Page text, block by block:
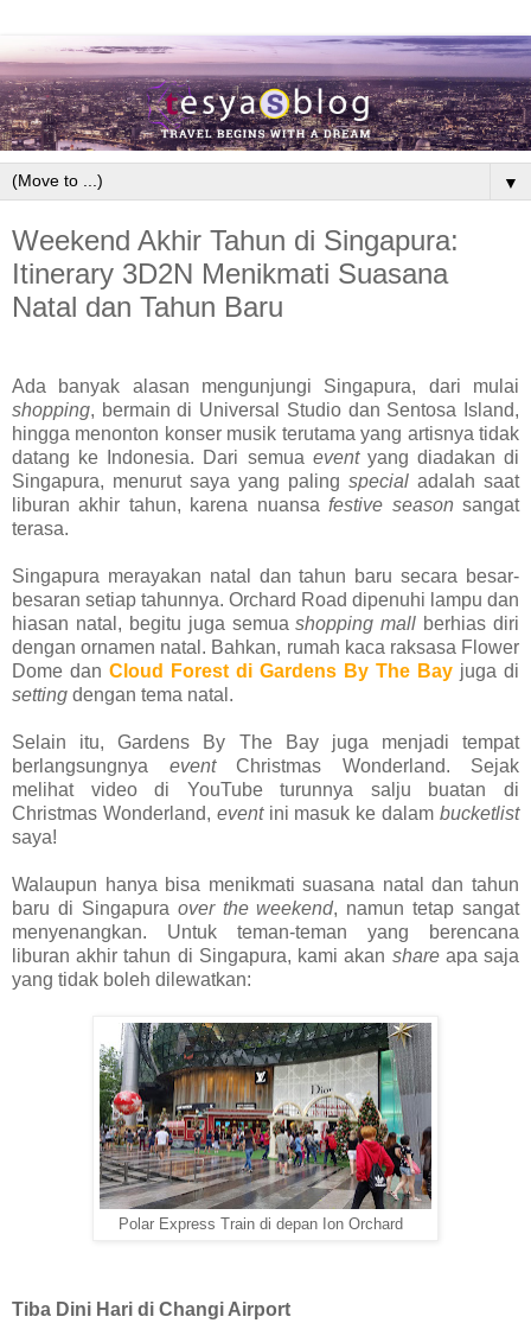
▼
Weekend Akhir Tahun di Singapura:
Itinerary 3D2N Menikmati Suasana
Natal dan Tahun Baru
Ada banyak alasan mengunjungi Singapura, dari mulai
shopping, bermain di Universal Studio dan Sentosa Island,
hingga menonton konser musik terutama yang artisnya tidak
datang ke Indonesia. Dari semua eventyang diadakan di
Singapura, menurut saya yang paling special adalah saat
liburan akhir tahun, karena nuansafestive season sangat
terasa.
Singapura merayakan natal dan tahun baru secara besar-
besaran setiap tahunnya. Orchard Road dipenuhi lampu dan
hiasan natal, begitu juga semuashopping mall berhias diri
dengan ornamen natal. Bahkan, rumah kaca raksasa Flower
Dome dan Cloud Forest di Gardens By The Bay juga di
setting dengan tema natal.
Selain itu, Gardens By The Bay juga menjadi tempat
berlangsungnya eventChristmas Wonderland. Sejak
melihat video di YouTube turunnya salju buatan di
Christmas Wonderland, eventini masuk ke dalambucketlist
saya!
Walaupun hanya bisa menikmati suasana natal dan tahun
baru di Singapura over the weekend, namun tetap sangat
menyenangkan. Untuk teman-teman yang berencana
liburan akhir tahun di Singapura, kami akan shareapa saja
yang tidak boleh dilewatkan:
Polar Express Train di depan Ion Orchard
Tiba Dini Hari di Changi Airport